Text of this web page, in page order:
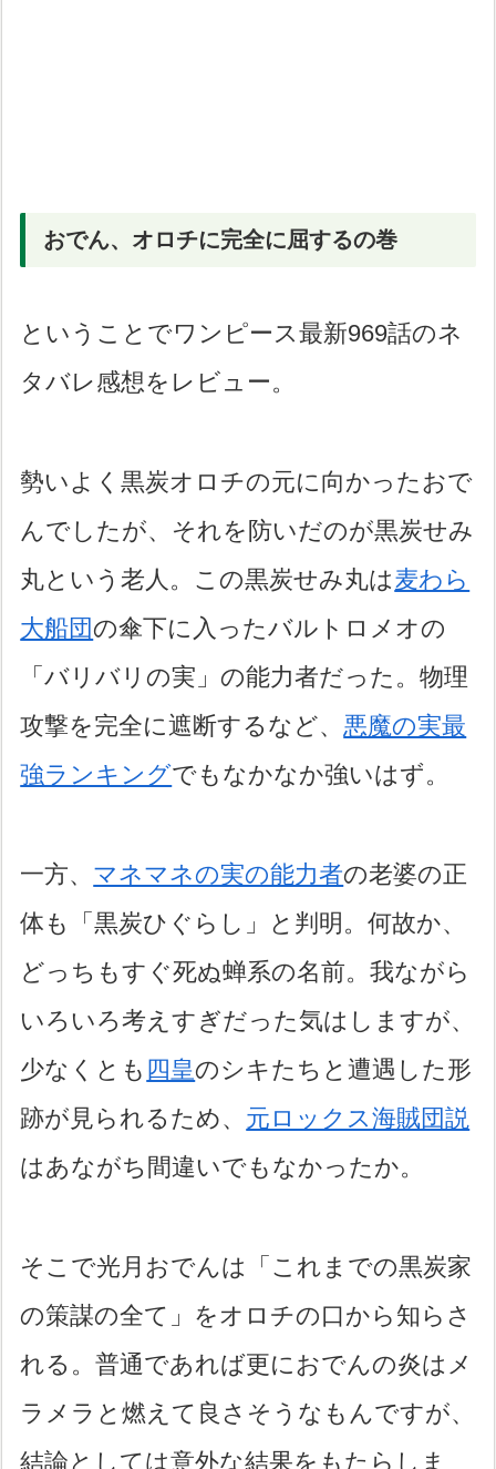
おでん、オロチに完全に屈するの巻
ということでワンピース最新969話のネ
タバレ感想をレビュー。
勢いよく黒炭オロチの元に向かったおで
んでしたが、それを防いだのが黒炭せみ
丸という老人。この黒炭せみ丸は麦わら
大船団の傘下に入ったバルトロメオの
「バリバリの実」の能力者だった。物理
攻撃を完全に遮断するなど、 悪魔の実最
強ランキングでもなかなか強いはず。
一方、 マネマネの実の能力者の老婆の正
体も「黒炭ひぐらし」と判明。何故か、
どっちもすぐ死ぬ蝉系の名前。我ながら
いろいろ考えすぎだった気はしますが、
少なくとも 四皇のシキたちと遭遇した形
跡が見られるため、 元ロックス海賊団説
はあながち間違いでもなかったか。
そこで光月おでんは「これまでの黒炭家
の策謀の全て」をオロチの口から知らさ
れる。普通であれば更におでんの炎はメ
ラメラと燃えて良さそうなもんですが、
結論としては意外な結果をもたらしま